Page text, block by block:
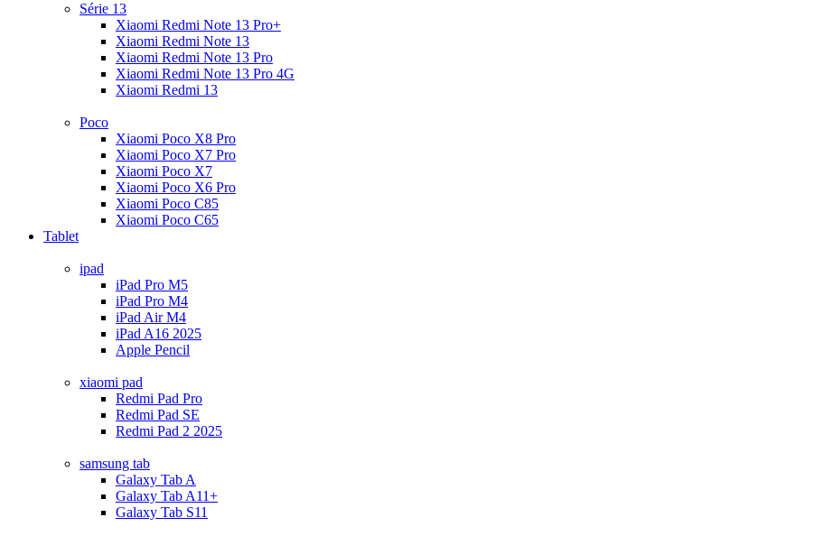
Série 13
Xiaomi Redmi Note 13 Pro+
Xiaomi Redmi Note 13
Xiaomi Redmi Note 13 Pro
Xiaomi Redmi Note 13 Pro 4G
Xiaomi Redmi 13
Poco
Xiaomi Poco X8 Pro
Xiaomi Poco X7 Pro
Xiaomi Poco X7
Xiaomi Poco X6 Pro
Xiaomi Poco C85
Xiaomi Poco C65
Tablet
ipad
iPad Pro M5
iPad Pro M4
iPad Air M4
iPad A16 2025
Apple Pencil
xiaomi pad
Redmi Pad Pro
Redmi Pad SE
Redmi Pad 2 2025
samsung tab
Galaxy Tab A
Galaxy Tab A11+
Galaxy Tab S11